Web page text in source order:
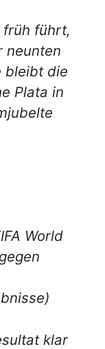
früh führt,
neunten
bleibt die
Plata in
World
klar